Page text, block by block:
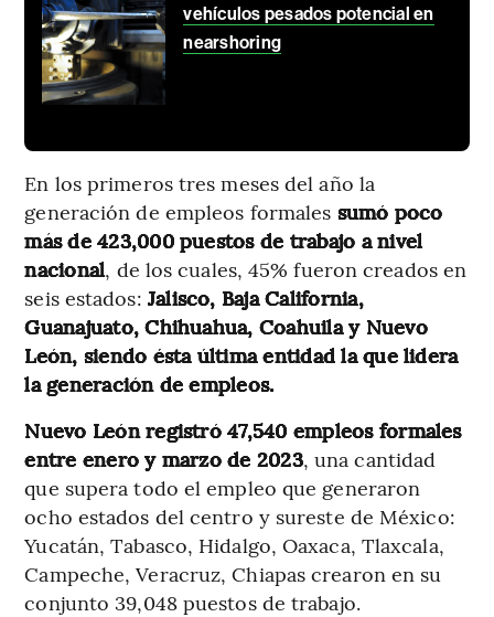
vehículos pesados potencial en
nearshoring
En los primeros tres meses del año la
generación de empleos formales sumó poco
más de 423,000 puestos de trabajo a nivel
nacional, de los cuales, 45% fueron creados en
seis estados: Jalisco, Baja California,
Guanajuato, Chihuahua, Coahuila y Nuevo
León, siendo ésta última entidad la que lidera
la generación de empleos.
Nuevo León registró 47,540 empleos formales
entre enero y marzo de 2023, una cantidad
que supera todo el empleo que generaron
ocho estados del centro y sureste de México:
Yucatán, Tabasco, Hidalgo, Oaxaca, Tlaxcala,
Campeche, Veracruz, Chiapas crearon en su
conjunto 39,048 puestos de trabajo.